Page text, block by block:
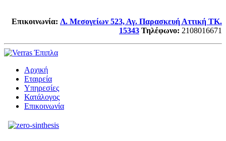
Επικοινωνία: Λ. Μεσογείων 523, Αγ. Παρασκευή Αττική TK.
15343 Τηλέφωνο: 2108016671
Αρχική
Εταιρεία
Υπηρεσίες
Κατάλογος
Επικοινωνία